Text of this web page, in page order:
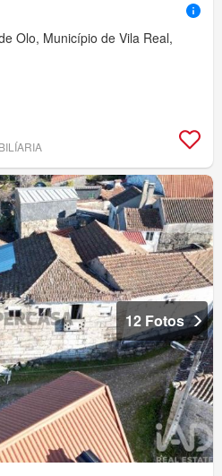
Olo, Município de Vila Real,
12 Fotos